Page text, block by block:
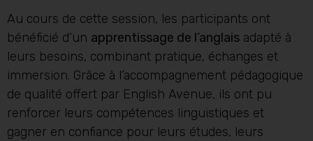
Au cours de cette session, les participants ont
bénéficié d’un apprentissage de l’anglais adapté à
leurs besoins, combinant pratique, échanges et
immersion. Grâce à l’accompagnement pédagogique
de qualité offert par English Avenue, ils ont pu
renforcer leurs compétences linguistiques et
gagner en confiance pour leurs études, leurs